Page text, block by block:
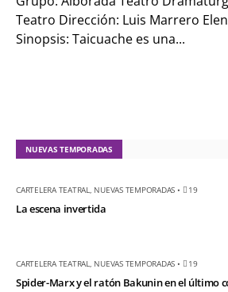
Teatro Dirección: Luis Marrero
Sinopsis: Taicuache es una...
NUEVAS TEMPORADAS
CARTELERA TEATRAL, NUEVAS TEMPORADAS • 19
La escena invertida
CARTELERA TEATRAL, NUEVAS TEMPORADAS • 19
Spider-Marx y el ratón Bakunin en el último